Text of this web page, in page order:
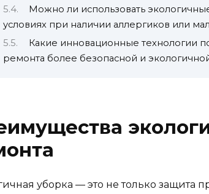
Можно ли использовать
условиях при наличии аллергиков или
Какие инновационные технологии
ремонта более безопасной и
уборка — это не только защита